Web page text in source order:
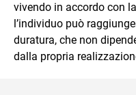
vivendo in accordo con
l’individuo può
duratura, che non
dalla propria